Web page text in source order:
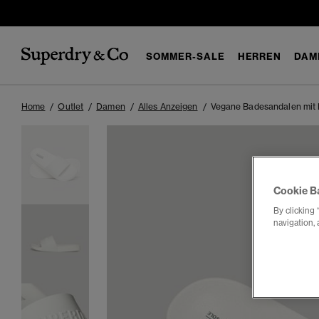
SOMMER-SALE HERREN
Home Outlet Damen Alles Anzeigen Vegane Badesandalen mit
Cookie
By clicking
navigation,